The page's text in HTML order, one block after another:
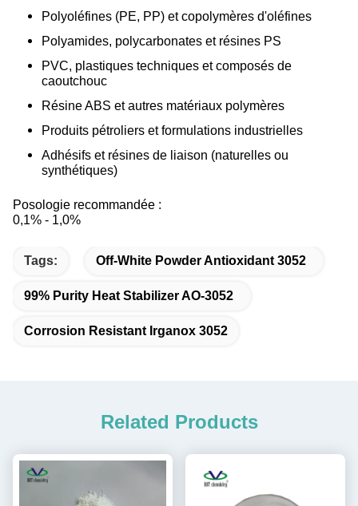
Polyoléfines (PE, PP) et copolymères d'oléfines
Polyamides, polycarbonates et résines PS
PVC, plastiques techniques et composés de
caoutchouc
Résine ABS et autres matériaux polymères
Produits pétroliers et formulations industrielles
Adhésifs et résines de liaison (naturelles ou
synthétiques)
Posologie recommandée :
0,1% - 1,0%
Tags: Off-White Powder Antioxidant 3052
99% Purity Heat Stabilizer AO-3052
Corrosion Resistant Irganox 3052
Related Products